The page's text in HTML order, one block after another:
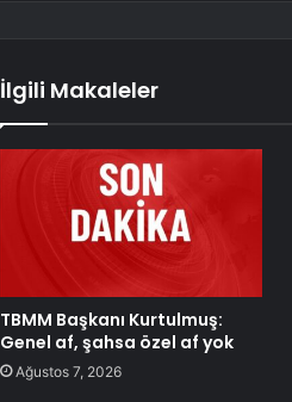
İlgili Makaleler
TBMM Başkanı Kurtulmuş:
Genel af, şahsa özel af yok
Ağustos 7, 2026